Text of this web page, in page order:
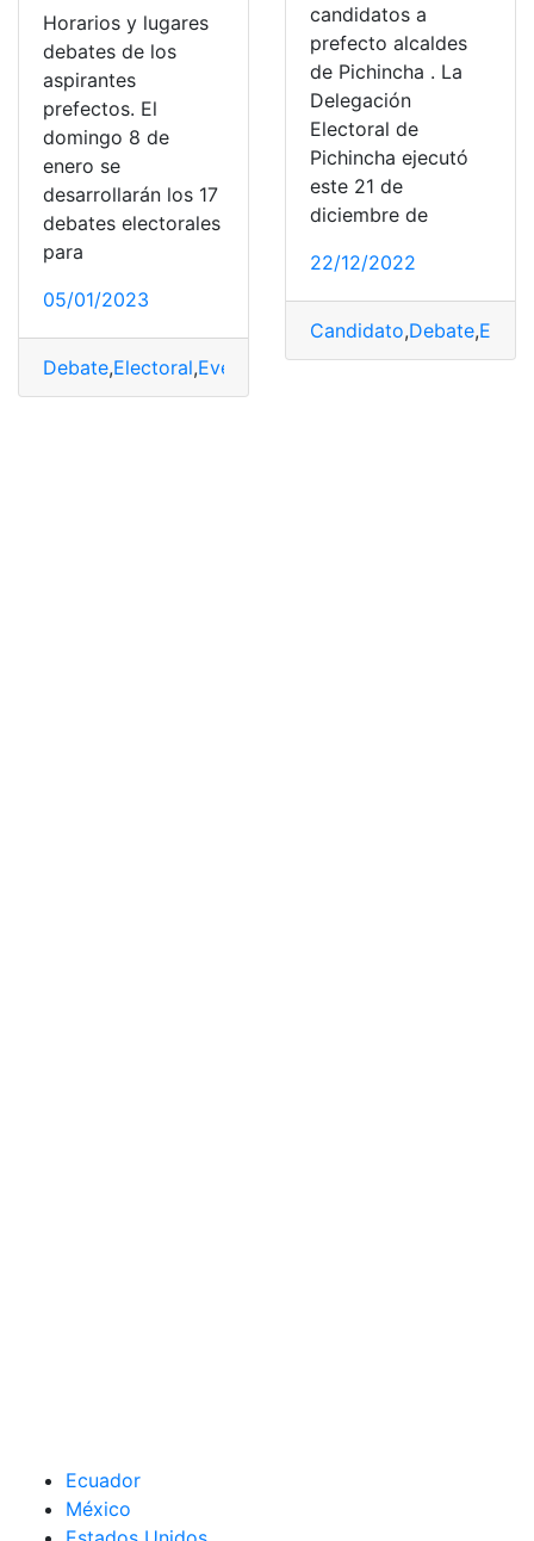
Horarios y lugares
debates de los
aspirantes
prefectos. El
domingo 8 de
enero se
desarrollarán los 17
debates electorales
para
05/01/2023
Debate,Electoral,Evento Prefecto,Transmitir
candidatos a
prefecto alcaldes
de Pichincha . La
Delegación
Electoral de
Pichincha ejecutó
este 21 de
diciembre de
22/12/2022
Candidato,Debate,
Ecuador
México